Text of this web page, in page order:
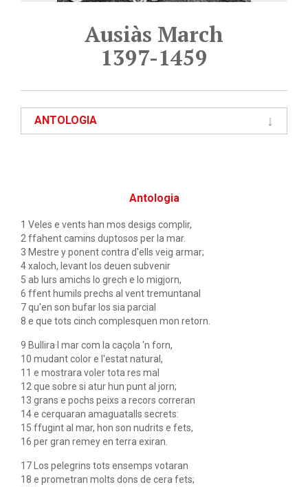
Ausiàs March
1397-1459
ANTOLOGIA
Antologia
1 Veles e vents han mos desigs complir,
2 ffahent camins duptosos per la mar.
3 Mestre y ponent contra d'ells veig armar;
4 xaloch, levant los deuen subvenir
5 ab lurs amichs lo grech e lo migjorn,
6 ffent humils prechs al vent tremuntanal
7 qu'en son bufar los sia parcial
8 e que tots cinch complesquen mon retorn.
9 Bullira·l mar com la caçola 'n forn,
10 mudant color e l'estat natural,
11 e mostrara voler tota res mal
12 que sobre si atur hun punt al jorn;
13 grans e pochs peixs a recors correran
14 e cerquaran amaguatalls secrets:
15 ffugint al mar, hon son nudrits e fets,
16 per gran remey en terra exiran.
17 Los pelegrins tots ensemps votaran
18 e prometran molts dons de cera fets;